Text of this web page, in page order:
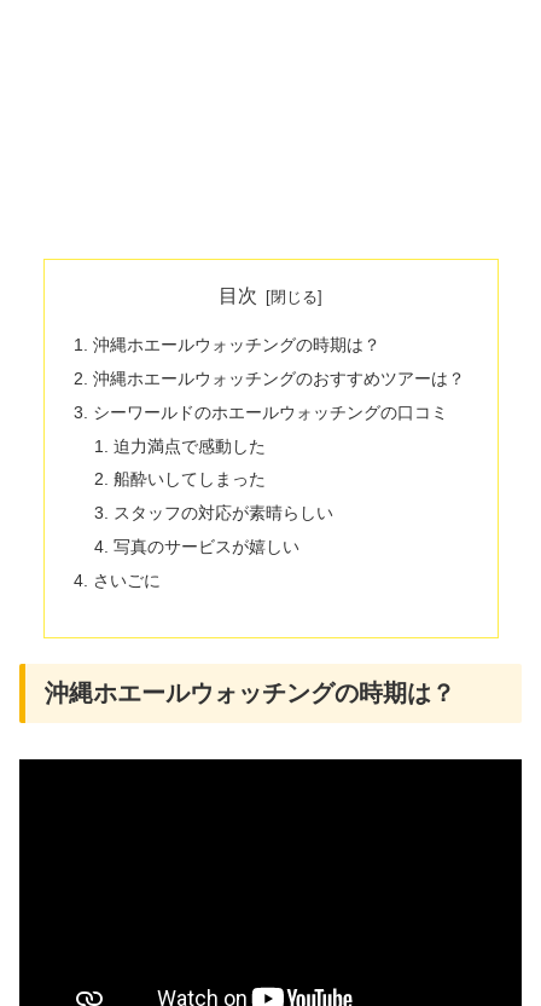
目次
沖縄ホエールウォッチングの時期は？
沖縄ホエールウォッチングのおすすめツアーは？
シーワールドのホエールウォッチングの口コミ
迫力満点で感動した
船酔いしてしまった
スタッフの対応が素晴らしい
写真のサービスが嬉しい
さいごに
沖縄ホエールウォッチングの時期は？